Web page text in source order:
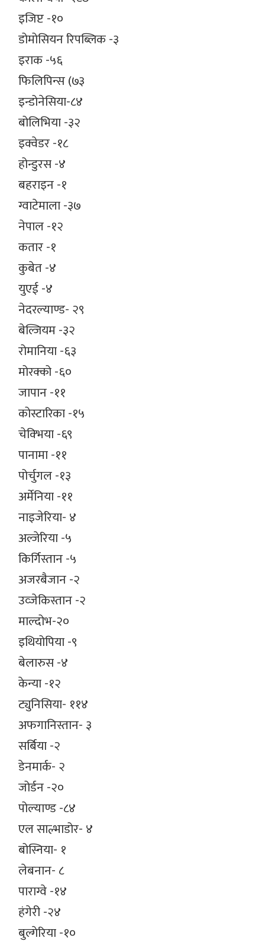
इजिप्ट -१०
डोमोसियन रिपब्लिक -३
इराक -५६
फिलिपिन्स (७३
इन्डोनेसिया-८४
बोलिभिया -३२
इक्वेडर -१८
होन्डुरस -४
बहराइन -१
ग्वाटेमाला -३७
नेपाल -१२
कतार -१
कुबेत -४
युएई -४
नेदरल्याण्ड- २९
बेल्जियम -३२
रोमानिया -६३
मोरक्को -६०
जापान -११
कोस्टारिका -१५
चेक्भिया -६९
पानामा -११
पोर्चुगल -१३
अर्मेनिया -११
नाइजेरिया- ४
अल्जेरिया -५
किर्गिस्तान -५
अजरबैजान -२
उव्जेकिस्तान -२
माल्दोभ-२०
इथियोपिया -९
बेलारुस -४
केन्या -१२
ट्युनिसिया- ११४
अफगानिस्तान- ३
सर्बिया -२
डेनमार्क- २
जोर्डन -२०
पोल्याण्ड -८४
एल साल्भाडोर- ४
बोस्निया- १
लेबनान- ८
पाराग्वे -१४
हंगेरी -२४
बुल्गेरिया -१०